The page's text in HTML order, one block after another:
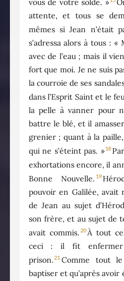
attente, et tous se
mêmes si Jean n’était
s’adressa alors à tous : «
avec de l’eau ; mais il
fort que moi. Je ne suis
la courroie de ses
dans l’Esprit Saint et le
la pelle à vanner pour
battre le blé, et il
grenier ; quant à la
qui ne s’éteint pas. »18
exhortations encore, il
Bonne Nouvelle. 19
pouvoir en Galilée, avait
de Jean au sujet
son frère, et au sujet de
avait commis. 20À tout
ceci : il fit enfermer
prison.21 Comme tout
baptiser et qu’après avoir